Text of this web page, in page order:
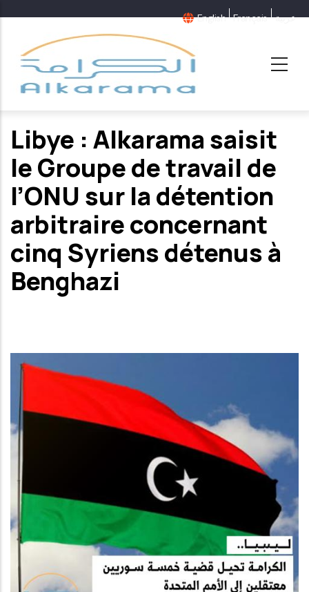
contenu
principal
English Français عربية
Libye : Alkarama saisit
le Groupe de travail de
l’ONU sur la détention
arbitraire concernant
cinq Syriens détenus à
Benghazi